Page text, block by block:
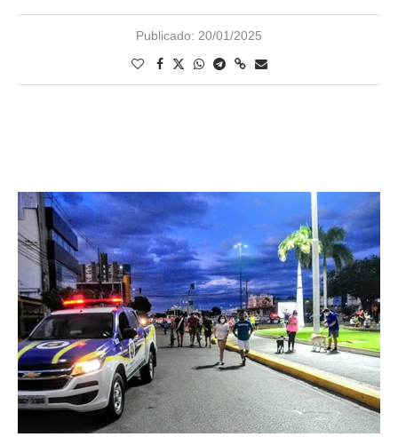
Publicado: 20/01/2025